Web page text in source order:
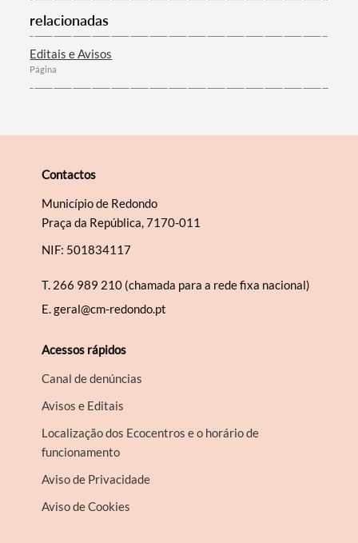
Filtros
relacionadas
Editais e Avisos
Página
Contactos
Município de Redondo
Praça da República, 7170-011
NIF: 501834117
T. 266 989 210 (chamada para a rede fixa nacional)
E.geral@cm-redondo.pt
Acessos rápidos
Canal de denúncias
Avisos e Editais
Localização dos Ecocentros e o horário de
funcionamento
Aviso de Privacidade
Aviso de Cookies